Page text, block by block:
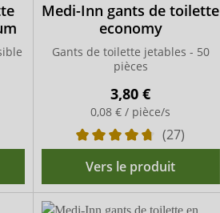
Medi-Inn gants de toilette
economy
Gants de toilette jetables - 50
pièces
3,80 €
0,08 € / pièce/s
(27)
Vers le produit